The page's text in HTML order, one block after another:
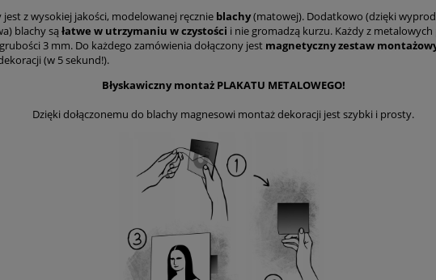
z wysokiej jakości, modelowanej ręcznie blachy(matowej). Dodatkowo (dzięki
blachy są łatwe w utrzymaniu w czystości i nie gromadzą kurzu. Każdy z
3 mm. Do każdego zamówienia dołączony jest magnetyczny zestaw
(w 5 sekund!).
Błyskawiczny montaż PLAKATU METALOWEGO!
Dzięki dołączonemu do blachy magnesowi montaż dekoracji jest szybki i prosty.